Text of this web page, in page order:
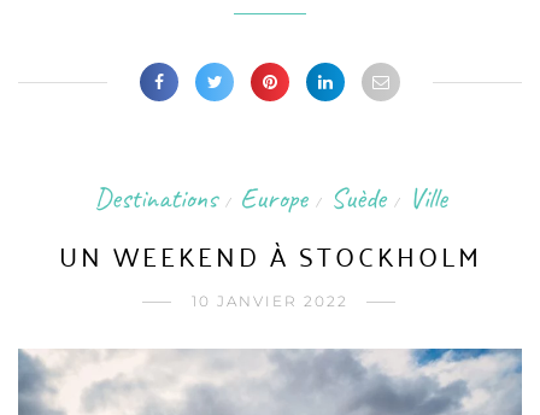
Destinations / Europe / Suède / Ville
UN WEEKEND À STOCKHOLM
10 JANVIER 2022